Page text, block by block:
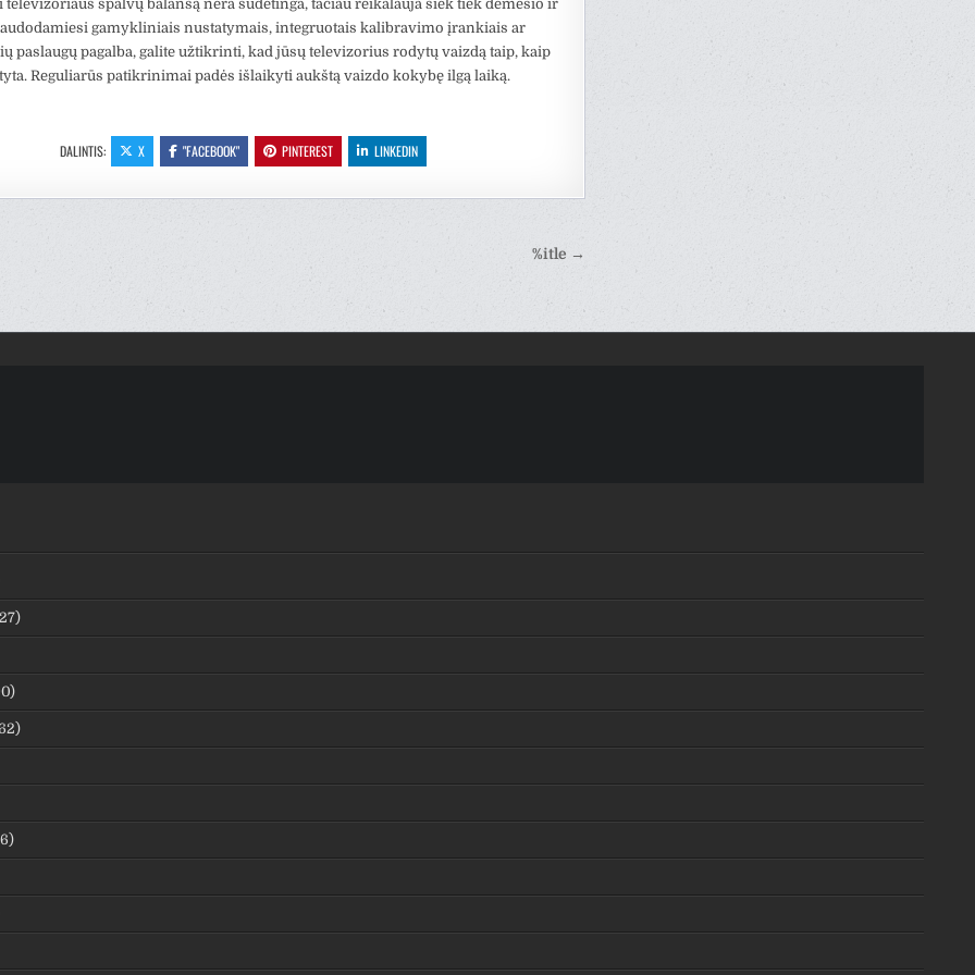
televizoriaus spalvų balansą nėra sudėtinga, tačiau reikalauja šiek tiek dėmesio ir
gamykliniais nustatymais, integruotais kalibravimo įrankiais ar
paslaugų pagalba, galite užtikrinti, kad jūsų televizorius rodytų vaizdą taip, kaip
Reguliarūs patikrinimai padės išlaikyti aukštą vaizdo kokybę ilgą laiką.
DALINTIS: X "FACEBOOK" PINTEREST LINKEDIN
%itle →